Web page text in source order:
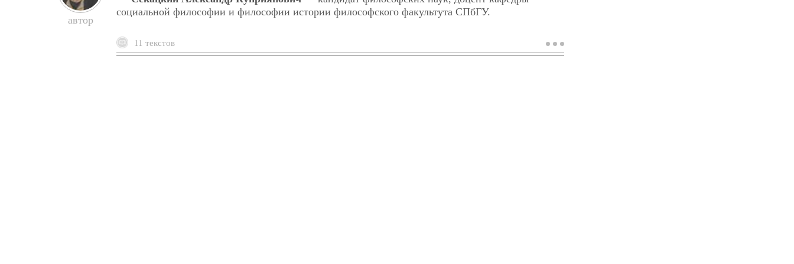
социальной философии и философии истории философского факультута СПбГУ.
о
секацкий
11 текстов